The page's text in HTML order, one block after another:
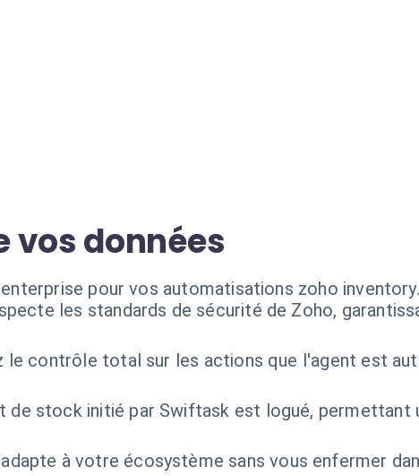
vos données
pour vos automatisations zoho inventory.
les standards de sécurité de Zoho,
le contrôle total sur les actions que l'agent est
de stock initié par Swiftask est logué, permettant
à votre écosystème sans vous enfermer